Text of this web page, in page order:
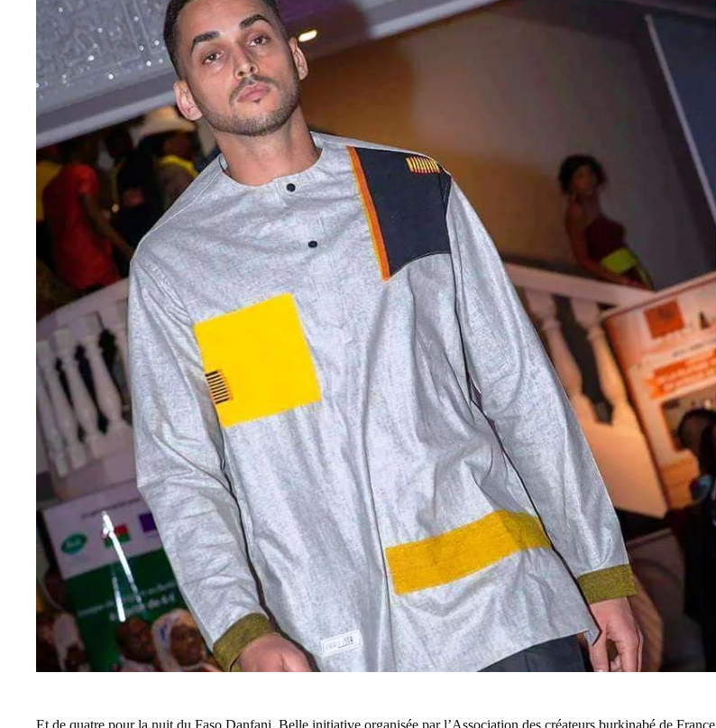
Et de quatre pour la nuit du Faso Danfani. Belle initiative organisée par l’Association des créateurs burkinabé de France